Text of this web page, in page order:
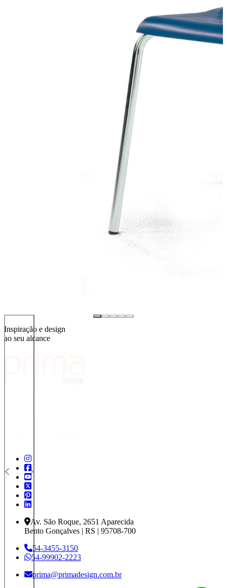
Inspiração e design
ao seu alcance
Av. São Roque, 2651 Aparecida
Bento Gonçalves | RS | 95708-700
54-3455-3150
54-99902-2223
prima@primadesign.com.br